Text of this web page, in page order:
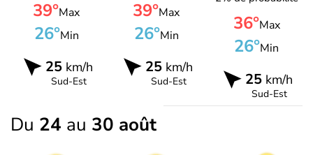
39°Max
26°Min
25km/h
Sud-Est
39°Max
26°Min
25km/h
Sud-Est
36°Max
26°Min
25 km/h
Sud-Est
Du 24 au 30 août